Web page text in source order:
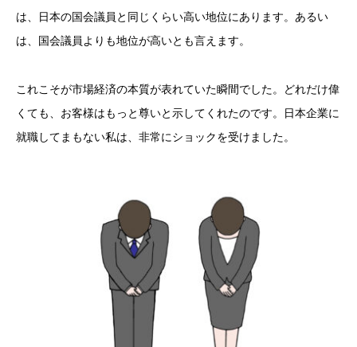
は、日本の国会議員と同じくらい高い地位にあります。あるい
は、国会議員よりも地位が高いとも言えます。
これこそが市場経済の本質が表れていた瞬間でした。どれだけ偉
くても、お客様はもっと尊いと示してくれたのです。日本企業に
就職してまもない私は、非常にショックを受けました。